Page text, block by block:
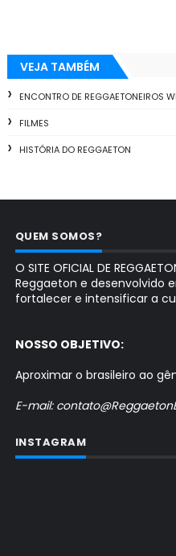
VEJA TAMBÉM
ENCONTRO DE REGGAETONEIROS
FILMES
HISTÓRIA DO REGGAETON
QUEM SOMOS?
O SITE OFICIAL DE
Reggaeton e desenvolvido
fortalecer e intensificar a
NOSSO OBJETIVO:
Aproximar o brasileiro ao
E-mail:
INSTAGRAM